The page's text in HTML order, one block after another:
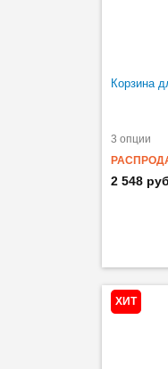
Корзина
3 опции
2 548
ХИТ